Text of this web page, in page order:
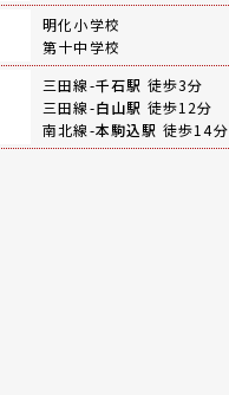
明化小学校
第十中学校
三田線-千石駅 徒歩3分
三田線-白山駅 徒歩12分
南北線-本駒込駅 徒歩14分